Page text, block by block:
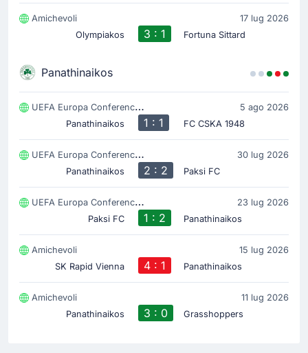
Amichevoli
17 lug 2026
Olympiakos
3 : 1 Fortuna Sittard
Panathinaikos
UEFA Europa Conference League
5 ago 2026
Panathinaikos
1 : 1 FC CSKA 1948
UEFA Europa Conference League
30 lug 2026
Panathinaikos
2 : 2 Paksi FC
UEFA Europa Conference League
23 lug 2026
Paksi FC
1 : 2 Panathinaikos
Amichevoli
15 lug 2026
SK Rapid Vienna
4 : 1 Panathinaikos
Amichevoli
11 lug 2026
Panathinaikos
3 : 0 Grasshoppers